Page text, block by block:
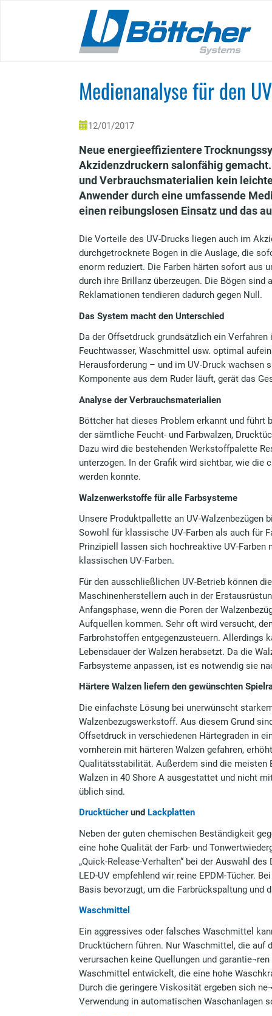
Medienanalyse für den
12/01/2017
Neue energieeffizientere
Akzidenzdruckern salonfähig
und Verbrauchsmaterialien kein
Anwender durch eine umfassende
einen reibungslosen Einsatz und das
Die Vorteile des UV-Drucks liegen auch im
durchgetrocknete Bogen in die Auslage, die
enorm reduziert. Die Farben härten sofort aus
durch ihre Brillanz überzeugen. Die Bögen
Reklamationen tendieren dadurch gegen Null.
Das System macht den Unterschied
Da der Offsetdruck grundsätzlich ein
Feuchtwasser, Waschmittel usw. optimal
Herausforderung – und im UV-Druck wachsen
Komponente aus dem Ruder läuft, gerät das
Analyse der Verbrauchsmaterialien
Böttcher hat dieses Problem erkannt und führt
der sämtliche Feucht- und Farbwalzen,
Dazu wird die bestehenden Werkstoffpalette
unterzogen. In der Grafik wird sichtbar, wie die
werden konnte.
Walzenwerkstoffe für alle Farbsysteme
Unsere Produktpallette an UV-
Sowohl für klassische UV-Farben als auch für
Prinzipiell lassen sich hochreaktive UV-
klassischen UV-Farben.
Für den ausschließlichen UV-Betrieb können
Maschinenherstellern auch in der
Anfangsphase, wenn die Poren der
Aufquellen kommen. Sehr oft wird versucht,
Farbrohstoffen entgegenzusteuern. Allerdings
Lebensdauer der Walzen herabsetzt. Da die
Farbsysteme anpassen, ist es notwendig sie
Härtere Walzen liefern den gewünschten
Die einfachste Lösung bei unerwünscht
Walzenbezugswerkstoff. Aus diesem Grund
Offsetdruck in verschiedenen Härtegraden in
vornherein mit härteren Walzen gefahren,
Qualitätsstabilität. Außerdem sind die meisten
Walzen in 40 Shore A ausgestattet und nicht
üblich sind.
Drucktücherund Lackplatten
Neben der guten chemischen Beständigkeit
eine hohe Qualität der Farb- und
„Quick-Release-Verhalten“ bei der Auswahl
LED-UV empfehlend wir reine EPDM-Tücher.
Basis bevorzugt, um die Farbrückspaltung und
Waschmittel
Ein aggressives oder falsches Waschmittel
Drucktüchern führen. Nur Waschmittel, die auf
verursachen keine Quellungen und
Waschmittel entwickelt, die eine hohe
Durch die geringere Viskosität ergeben sich
Verwendung in automatischen Waschanlagen